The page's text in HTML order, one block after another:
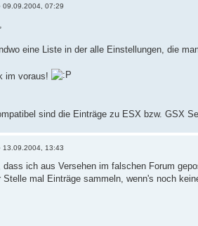
09.09.2004, 07:29
eine Liste in der alle Einstellungen, die
im voraus!
sind die Einträge zu ESX bzw. GSX
13.09.2004, 13:43
dass ich aus Versehen im falschen Forum
Stelle mal Einträge sammeln, wenn's noch